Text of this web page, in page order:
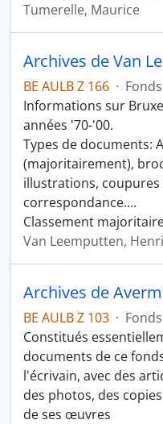
Tumerelle, Maurice
Archives de Van
BE AULB Z 166 · Fonds
Informations sur
années '70-'00.
Types de documents:
(majoritairement),
illustrations, coupures
correspondance....
Classement
Van Leemputten, Henri
Archives de
BE AULB Z 103 · Fonds
Constitués
documents de ce
l'écrivain, avec des
des photos, des
de ses œuvres